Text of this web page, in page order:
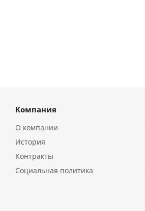
Компания
О компании
История
Контракты
Социальная политика